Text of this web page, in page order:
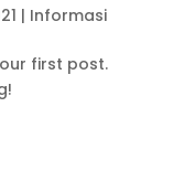
| Informasi
first post.